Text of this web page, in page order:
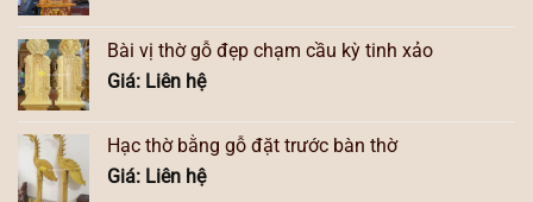
Bài vị thờ gỗ đẹp chạm cầu kỳ tinh xảo
Giá: Liên hệ
Hạc thờ bằng gỗ đặt trước bàn thờ
Giá: Liên hệ